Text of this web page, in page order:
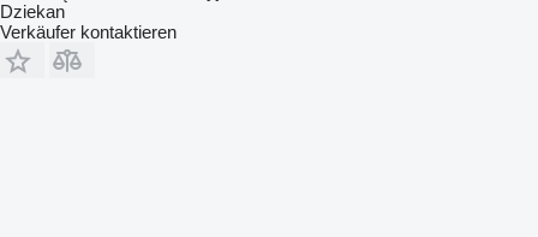
Dziekan
Verkäufer kontaktieren